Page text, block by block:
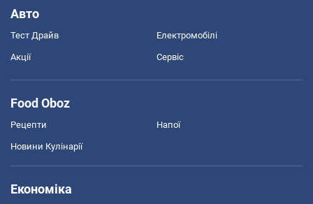
Авто
Тест Драйв Електромобілі
Акції Сервіс
Food Oboz
Рецепти Напої
Новини Кулінарії
Економіка